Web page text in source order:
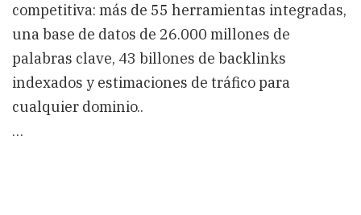
competitiva: más de 55 herramientas integradas,
una base de datos de 26.000 millones de
palabras clave, 43 billones de backlinks
indexados y estimaciones de tráfico para
cualquier dominio..
…